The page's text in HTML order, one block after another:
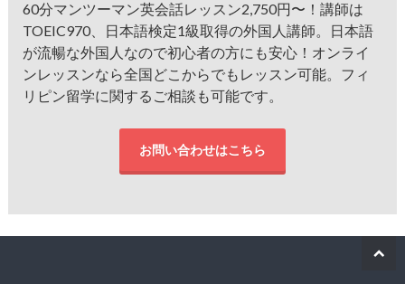
60分マンツーマン英会話レッスン2,750円〜！講師は
TOEIC970、日本語検定1級取得の外国人講師。日本語
が流暢な外国人なので初心者の方にも安心！オンライ
ンレッスンなら全国どこからでもレッスン可能。フィ
リピン留学に関するご相談も可能です。
お問い合わせはこちら